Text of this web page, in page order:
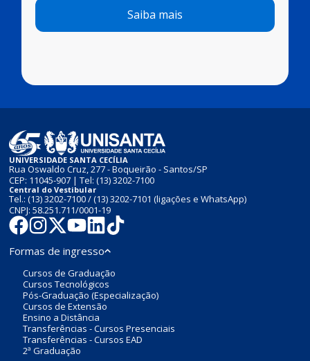
Saiba mais
UNIVERSIDADE SANTA CECÍLIA
Rua Oswaldo Cruz, 277 - Boqueirão - Santos/SP
CEP: 11045-907 | Tel:(13) 3202-7100
Central do Vestibular
Tel.:(13) 3202-7100/(13) 3202-7101 (ligações e WhatsApp)
CNPJ: 58.251.711/0001-19
Formas de ingresso
Cursos de Graduação
Cursos Tecnológicos
Pós-Graduação (Especialização)
Cursos de Extensão
Ensino a Distância
Transferências - Cursos Presenciais
Transferências - Cursos EAD
2ª Graduação